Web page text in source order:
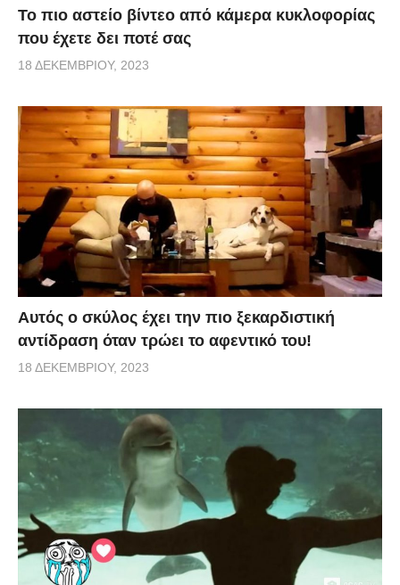
Το πιο αστείο βίντεο από κάμερα κυκλοφορίας
που έχετε δει ποτέ σας
18 ΔΕΚΕΜΒΡΊΟΥ, 2023
Αυτός ο σκύλος έχει την πιο ξεκαρδιστική
αντίδραση όταν τρώει το αφεντικό του!
18 ΔΕΚΕΜΒΡΊΟΥ, 2023